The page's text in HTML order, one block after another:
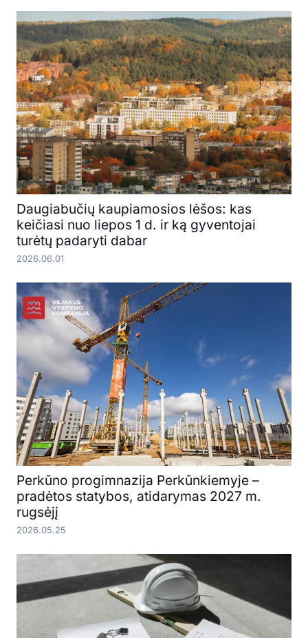
Daugiabučių kaupiamosios lėšos: kas
keičiasi nuo liepos 1 d. ir ką gyventojai
turėtų padaryti dabar
2026.06.01
Perkūno progimnazija Perkūnkiemyje –
pradėtos statybos, atidarymas 2027 m.
rugsėjį
2026.05.25